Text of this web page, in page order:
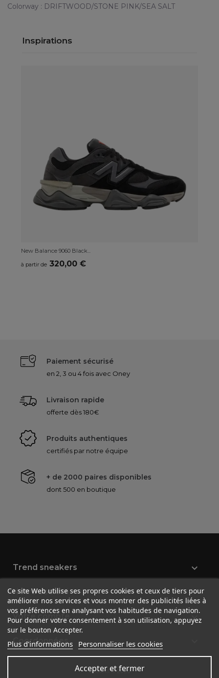
Colorway : DRIFTWOOD/STONE PINK/SEA SALT
Inspirations
New Balance 9060 Black...
à partir de 320,00 €
Paiement sécurisé
en 2, 3 ou 4 fois avec Oney
Livraison rapide
offerte dès 180€
Produits authentiques
certifiés par notre équipe
+ de 2000 paires disponibles
dont 500 en boutique
Trend sneakers 
Notre société 
Votre compte 
Coordonnées
Ce site Web utilise ses propres cookies et ceux de tiers pour
améliorer nos services et vous montrer des publicités liées à
vos préférences en analysant vos habitudes de navigation.
Pour donner votre consentement à son utilisation, appuyez
sur le bouton Accepter.
Plus d'informations Personnaliser les cookies
Accepter et fermer
Goatem © 2026